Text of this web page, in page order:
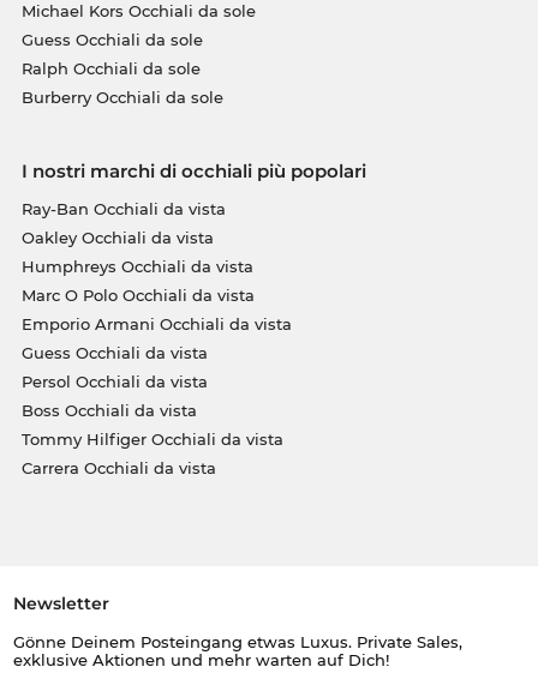
Michael Kors Occhiali da sole
Guess Occhiali da sole
Ralph Occhiali da sole
Burberry Occhiali da sole
I nostri marchi di occhiali più popolari
Ray-Ban Occhiali da vista
Oakley Occhiali da vista
Humphreys Occhiali da vista
Marc O Polo Occhiali da vista
Emporio Armani Occhiali da vista
Guess Occhiali da vista
Persol Occhiali da vista
Boss Occhiali da vista
Tommy Hilfiger Occhiali da vista
Carrera Occhiali da vista
Newsletter
Gönne Deinem Posteingang etwas Luxus. Private Sales,
exklusive Aktionen und mehr warten auf Dich!